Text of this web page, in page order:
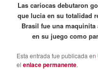
Las cariocas debutaron
que lucia en su totalidad
Brasil fue una
en su juego como
Esta entrada fue publicada en
elenlace permanente.